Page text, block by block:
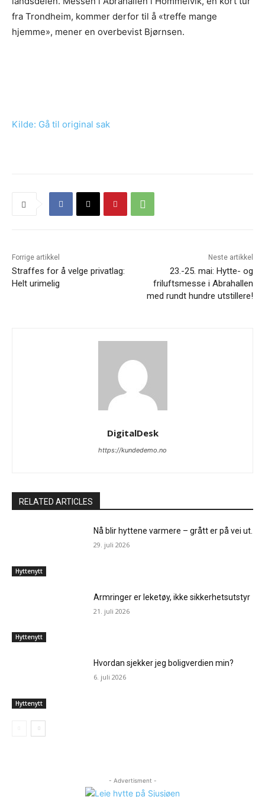
fra Trondheim, kommer derfor til å «treffe mange
hjemme», mener en overbevist Bjørnsen.
Kilde: Gå til original sak
Forrige artikkel
Straffes for å velge privatlag:
Helt urimelig
Neste artikkel
23.-25. mai: Hytte- og
friluftsmesse i Abrahallen
med rundt hundre utstillere!
DigitalDesk
https://kundedemo.no
RELATED ARTICLES
Hyttenytt
Nå blir hyttene varmere – grått er på vei ut.
29. juli 2026
Hyttenytt
Armringer er leketøy, ikke sikkerhetsutstyr
21. juli 2026
Hyttenytt
Hvordan sjekker jeg boligverdien min?
6. juli 2026
- Advertisment -